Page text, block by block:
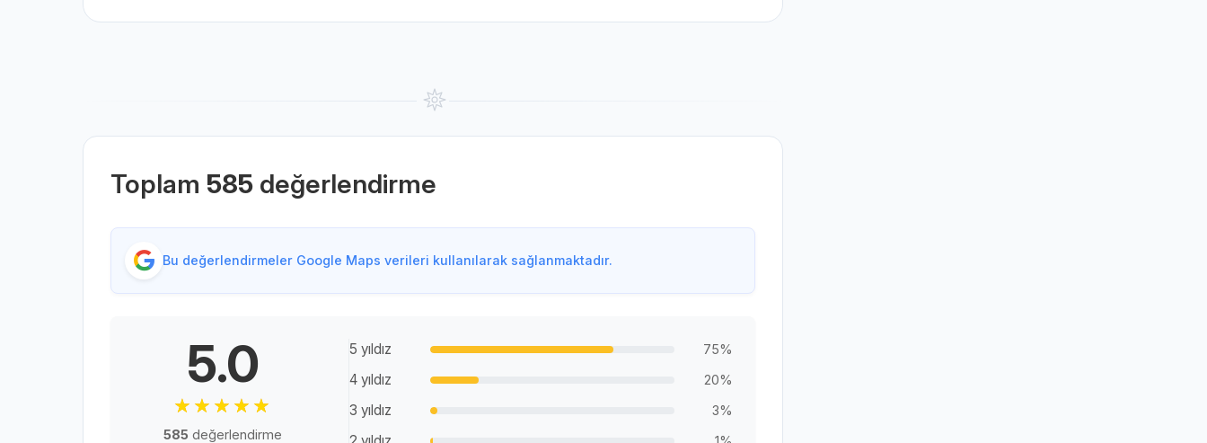
Toplam 585 değerlendirme
Bu değerlendirmeler Google Maps verileri kullanılarak sağlanmaktadır.
5.0
585 değerlendirme
5 yıldız 75%
4 yıldız 20%
3 yıldız 3%